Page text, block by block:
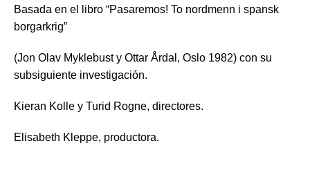
Basada en el libro “Pasaremos! To nordmenn i spansk
borgarkrig”
(Jon Olav Myklebust y Ottar Årdal, Oslo 1982) con su
subsiguiente investigación.
Kieran Kolle y Turid Rogne, directores.
Elisabeth Kleppe, productora.